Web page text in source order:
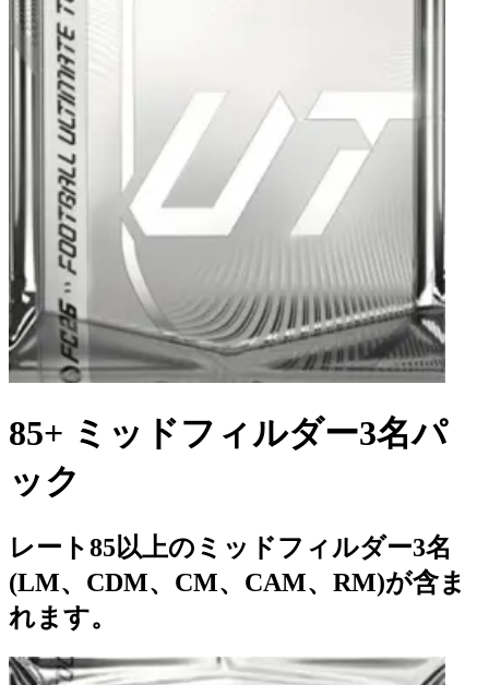
85+ ミッドフィルダー3名パ
ック
レート85以上のミッドフィルダー3名
(LM、CDM、CM、CAM、RM)が含ま
れます。